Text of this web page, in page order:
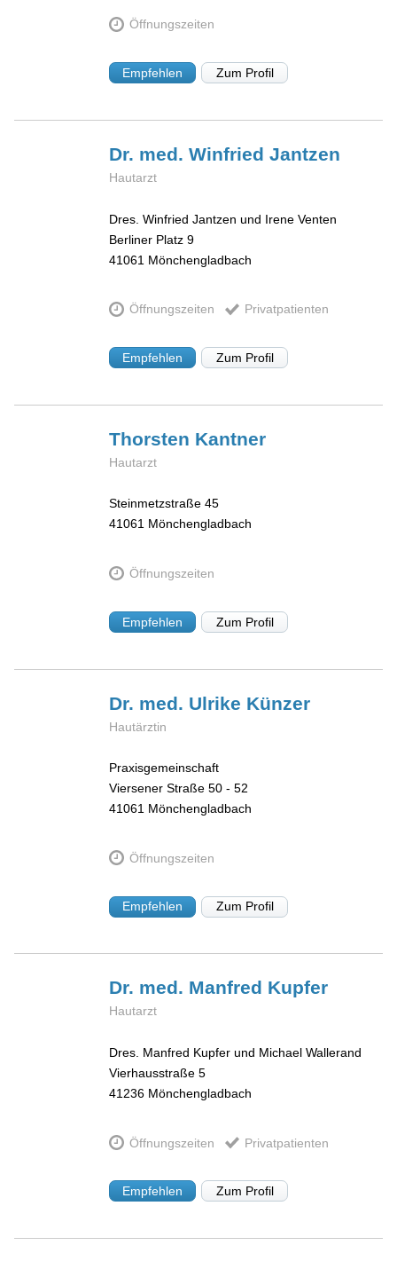
Öffnungszeiten
Empfehlen Zum Profil
Dr. med. WinfriedJantzen
Hautarzt
Dres. Winfried Jantzen und Irene Venten
Berliner Platz 9
41061 Mönchengladbach
Öffnungszeiten Privatpatienten
Empfehlen Zum Profil
Thorsten Kantner
Hautarzt
Steinmetzstraße 45
41061 Mönchengladbach
Öffnungszeiten
Empfehlen Zum Profil
Dr. med. Ulrike Künzer
Hautärztin
Praxisgemeinschaft
Viersener Straße 50 - 52
41061 Mönchengladbach
Öffnungszeiten
Empfehlen Zum Profil
Dr. med. Manfred Kupfer
Hautarzt
Dres. Manfred Kupfer und Michael Wallerand
Vierhausstraße 5
41236 Mönchengladbach
Öffnungszeiten Privatpatienten
Empfehlen Zum Profil